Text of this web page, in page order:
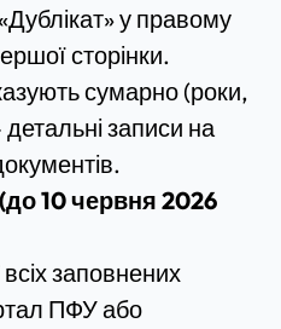
у правому
сторінки.
сумарно (роки,
детальні записи на
10 червня 2026
заповнених
ПФУ або